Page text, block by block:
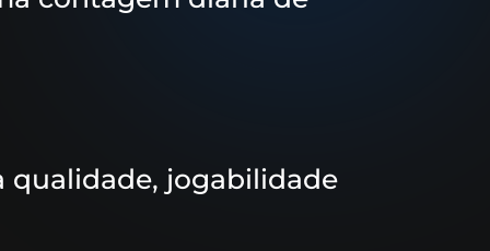
qualidade, jogabilidade